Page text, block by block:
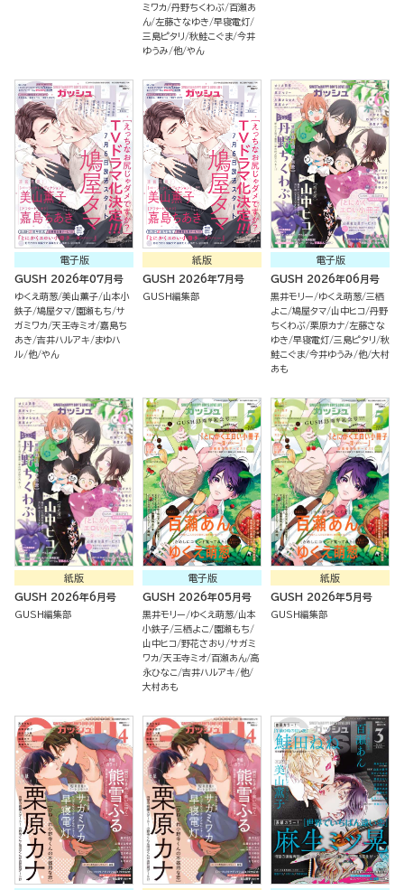
ミワカ 丹野ちくわぶ 百瀬あ
ん 左藤さなゆき 早寝電灯
三島ピタリ
秋鮭こぐま 今井
ゆうみ 他 やん
電子版
GUSH 2026年07月号
ゆくえ萌葱 美山薫子 山本小
鉄子 鳩屋タマ 園瀬もち サ
ガミワカ 天王寺ミオ 嘉島ち
あき 吉井ハルアキ
まゆハ
ル 他 やん
紙版
GUSH 2026年7月号
GUSH編集部
電子版
GUSH 2026年06月号
黒井モリー ゆくえ萌葱 三栖
よこ 鳩屋タマ 山中ヒコ 丹野
ちくわぶ 栗原カナ 左藤さな
ゆき 早寝電灯 三島ピタリ
秋
鮭こぐま 今井ゆうみ 他 大村
あも
紙版
GUSH 2026年6月号
GUSH編集部
電子版
GUSH 2026年05月号
黒井モリー ゆくえ萌葱 山本
小鉄子 三栖よこ
園瀬もち
山中ヒコ 野花さおり
サガミ
ワカ 天王寺ミオ 百瀬あん 高
永ひなこ 吉井ハルアキ 他
大村あも
紙版
GUSH 2026年5月号
GUSH編集部